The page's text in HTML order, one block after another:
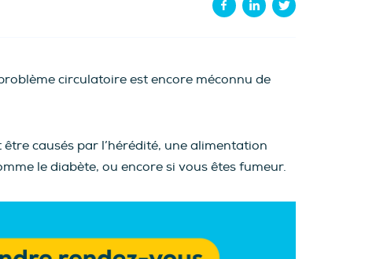
circulatoire est encore méconnu de
causés par l’hérédité, une alimentation
le diabète, ou encore si vous êtes fumeur.